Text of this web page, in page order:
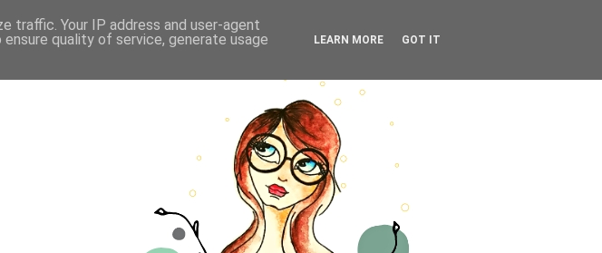
traffic. Your IP address and user-agent
quality of service, generate usage
LEARN MORE GOT IT